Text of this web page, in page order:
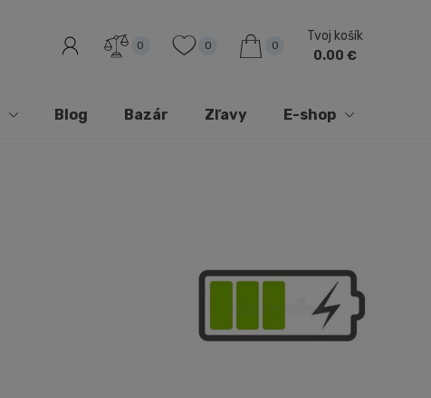
0 0 0
Tvoj košík
0.00 €
Blog Bazár Zľavy E-shop